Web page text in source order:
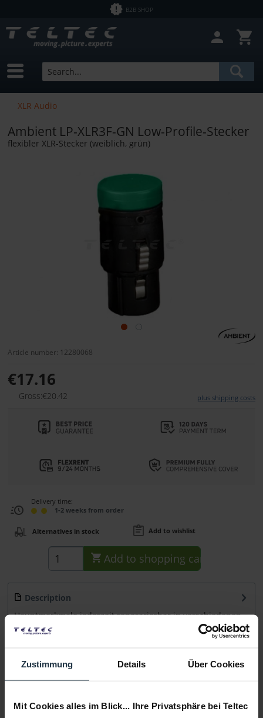
Zustimmung Details Über Cookies
Mit Cookies alles im Blick... Ihre Privatsphäre bei Teltec
B2B SHOP
XLR Audio
Ambient LP-XLR3F-GN Low-Profile-Stecker
flexibler XLR-Stecker (weiblich, grün)
Article number: 12280068
€17.16
Gross:€20.42 plus shipping costs
Delivery time:
1-2 weeks from order
Alternatives in stock Add to wishlist
Add to shopping cart
Description
Hauptmerkmale jederzeit reperarierbar in verschiedenen,
austauschbaren Farbkodierungen...